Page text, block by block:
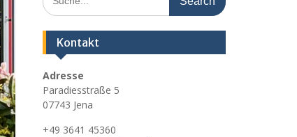
for:
Kontakt
Adresse
Paradiesstraße 5
07743 Jena
+49 3641 45360